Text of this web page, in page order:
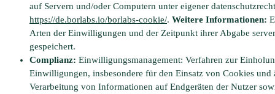
auf Servern und/oder Computern unter eigener
https://de.borlabs.io/borlabs-cookie/. Weitere Informationen:
Arten der Einwilligungen und der Zeitpunkt ihrer Abgabe
gespeichert.
Complianz: Einwilligungsmanagement: Verfahren zur
Einwilligungen, insbesondere für den Einsatz von Cookies
Verarbeitung von Informationen auf Endgeräten der Nutzer